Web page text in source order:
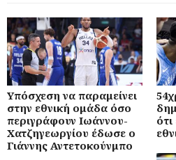
Υπόσχεση να παραμείνει
στην εθνική ομάδα όσο
περιγράφουν Ιωάννου-
Χατζηγεωργίου έδωσε ο
Γιάννης Αντετοκούνμπο